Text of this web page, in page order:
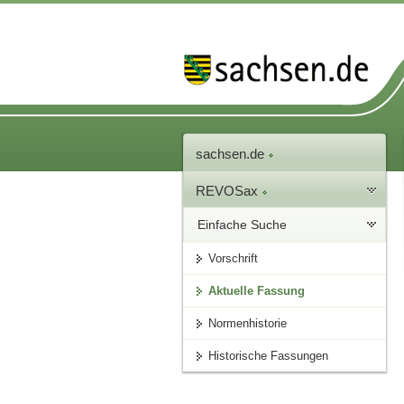
sachsen.de
REVOSax
Einfache Suche
Vorschrift
Aktuelle Fassung
Normenhistorie
Historische Fassungen